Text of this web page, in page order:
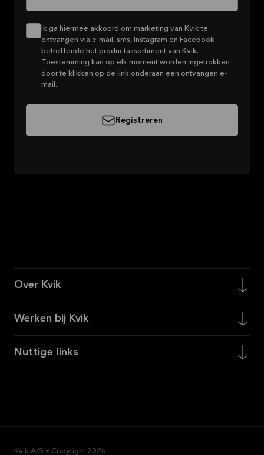
Ik ga hiermee akkoord om marketing van Kvik te
ontvangen via e-mail, sms, Instagram en Facebook
betreffende het productassortiment van Kvik.
Toestemming kan op elk moment worden ingetrokken
door te klikken op de link onderaan een ontvangen e-
mail.
Registreren
Over Kvik
Werken bij Kvik
Nuttige links
Kvik A/S • Copyright 2026